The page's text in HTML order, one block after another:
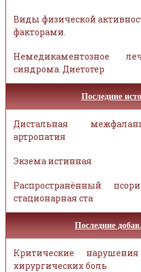
Виды физической
факторами.
Немедикаментозное
синдрома. Диетотер
Последние
Дистальная
артропатия
Экзема истинная
Распространённый
стационарная ста
Последние
Критические
хирургических боль